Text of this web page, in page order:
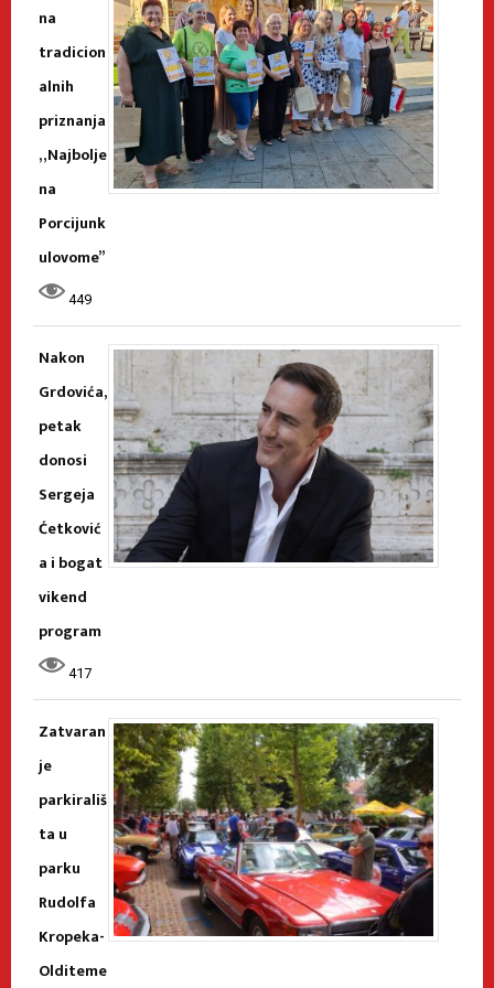
na
tradicion
alnih
priznanja
„Najbolje
na
Porcijunk
ulovome”
449
Nakon
Grdovića,
petak
donosi
Sergeja
Ćetković
a i bogat
vikend
program
417
Zatvaran
je
parkirališ
ta u
parku
Rudolfa
Kropeka-
Olditeme